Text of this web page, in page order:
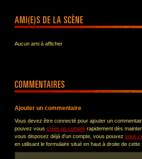
Aucun ami à afficher
Ajouter un commentaire
Vous devez être connecté pour ajouter un
pouvez vous créer un compte rapidement dès
vous disposez déjà d'un compte, vous pouvez vous
en utilisant le formulaire situé en haut à droite de cette